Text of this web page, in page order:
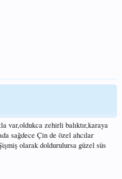
var,oldukca zehirli balıktır,karaya
sağdece Çin de özel ahcılar
olarak doldurulursa güzel süs